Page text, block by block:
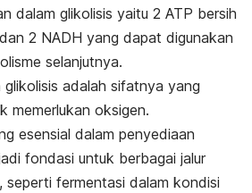
dalam glikolisis yaitu 2 ATP bersih
2 NADH yang dapat digunakan
selanjutnya.
glikolisis adalah sifatnya yang
memerlukan oksigen.
esensial dalam penyediaan
fondasi untuk berbagai jalur
seperti fermentasi dalam kondisi